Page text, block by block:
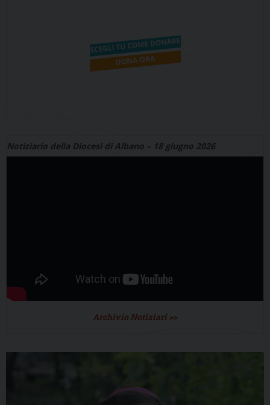
Notiziario della Diocesi di Albano – 18 giugno 2026
Archivio Notiziari >>